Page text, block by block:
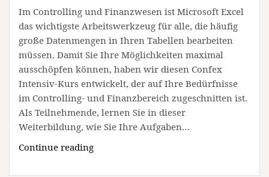
Im Controlling und Finanzwesen ist Microsoft Excel
das wichtigste Arbeitswerkzeug für alle, die häufig
große Datenmengen in Ihren Tabellen bearbeiten
müssen. Damit Sie Ihre Möglichkeiten maximal
ausschöpfen können, haben wir diesen Confex
Intensiv-Kurs entwickelt, der auf Ihre Bedürfnisse
im Controlling- und Finanzbereich zugeschnitten ist.
Als Teilnehmende, lernen Sie in dieser
Weiterbildung, wie Sie Ihre Aufgaben…
Continue readingExcel